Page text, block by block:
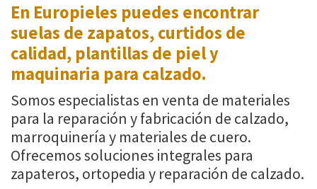
En Europieles puedes encontrar
suelas de zapatos,curtidos de
calidad, plantillas de piel y
maquinaria para calzado.
Somos especialistas en venta de materiales
para la reparación y fabricación de calzado,
marroquinería y materiales de cuero.
Ofrecemos soluciones integrales para
zapateros, ortopedia y reparación de calzado.